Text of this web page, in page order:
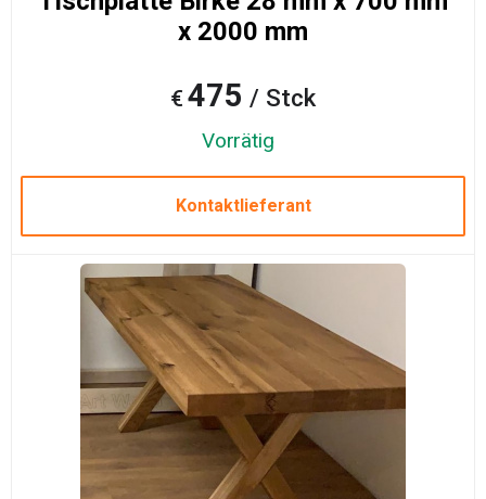
x 2000 mm
€ 475 / Stck
Vorrätig
Kontaktlieferant